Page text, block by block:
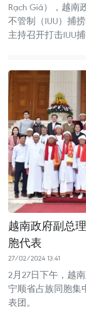
Rạch Giá），越南
不管制（IUU）捕
主持召开打击IUU
越南政府副总
胞代表
27/02/2024 13:41
2月27日下午，越
宁顺省占族同胞集
表团。